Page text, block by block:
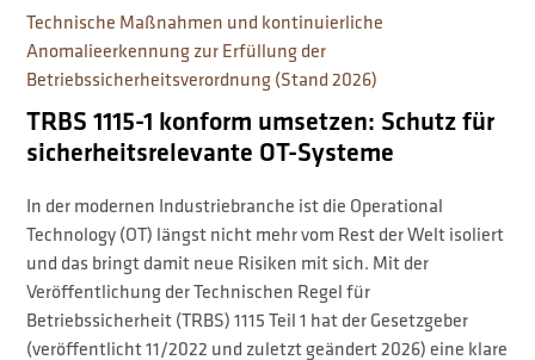
Technische Maßnahmen und kontinuierliche
Anomalieerkennung zur Erfüllung der
Betriebssicherheitsverordnung (Stand 2026)
TRBS 1115-1 konform umsetzen: Schutz für
sicherheitsrelevante OT-Systeme
In der modernen Industriebranche ist die Operational
Technology (OT) längst nicht mehr vom Rest der Welt isoliert
und das bringt damit neue Risiken mit sich. Mit der
Veröffentlichung der Technischen Regel für
Betriebssicherheit (TRBS) 1115 Teil 1 hat der Gesetzgeber
(veröffentlicht 11/2022 und zuletzt geändert 2026) eine klare